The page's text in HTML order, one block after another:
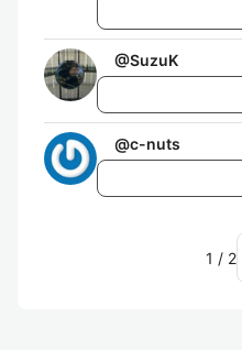
@SuzuK
@c-nuts
1 / 2